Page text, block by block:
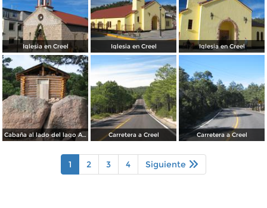
Iglesia en Creel Iglesia en Creel Iglesia en Creel
Cabaña al lado del lago Arareko Carretera a Creel Carretera a Creel
1 2 3 4 Siguiente